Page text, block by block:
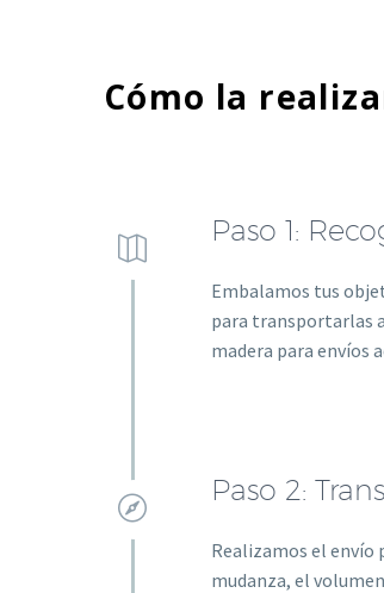
Cómo la


Paso 1:
Embalamos tus
para transportarlas
madera para envíos


Paso 2:
Realizamos el envío
mudanza, el